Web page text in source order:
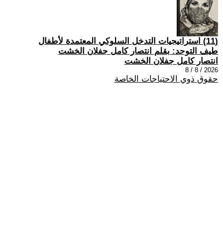
(11) استراتيجيات التدخل السلوكي المعتمدة لأطفال
طيف التوحد: بقلم انتصار كامل جفلان الخشت
انتصار كامل جفلان الخشت
2026 / 8 / 8
حقوق ذوي الاحتياجات الخاصة